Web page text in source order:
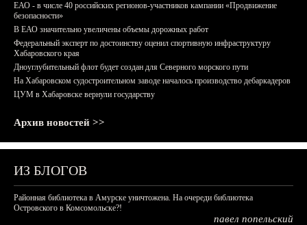
ЕАО - в числе 40 российских регионов-участников кампании «Продвижение
безопасности»
В ЕАО значительно увеличены объемы дорожных работ
Федеральный эксперт по достоинству оценил спортивную инфраструктуру
Хабаровского края
Дноуглубительный флот будет создан для Северного морского пути
На Хабаровском судостроительном заводе началось производство дебаркадеров
ЦУМ в Хабаровске вернули государству
Архив новостей >>
ИЗ БЛОГОВ
Районная библиотека в Амурске уничтожена. На очереди библиотека
Островского в Комсомольске?!
павел попельский